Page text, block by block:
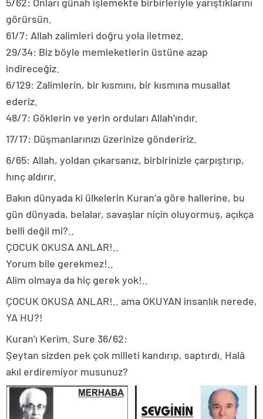
görürsün.
61/7: Allah zalimleri doğru yola iletmez.
29/34: Biz böyle memleketlerin üstüne azap
indireceğiz.
6/129: Zalimlerin, bir kısmını, bir kısmına musallat
ederiz.
48/7: Göklerin ve yerin orduları Allah’ındır.
17/17: Düşmanlarınızı üzerinize göndeririz.
6/65: Allah, yoldan çıkarsanız, birbirinizle çarpıştırıp,
hınç aldırır.
Bakın dünyada ki ülkelerin Kuran’a göre hallerine, bu
gün dünyada, belalar, savaşlar niçin oluyormuş, açıkça
belli değil mi?..
ÇOCUK OKUSA ANLAR!..
Yorum bile gerekmez!..
Alim olmaya da hiç gerek yok!..
ÇOCUK OKUSA ANLAR!.. ama OKUYAN insanlık nerede,
YA HU?!
Kuran’ı Kerim. Sure 36/62:
Şeytan sizden pek çok milleti kandırıp, saptırdı. Halâ
akıl erdiremiyor musunuz?